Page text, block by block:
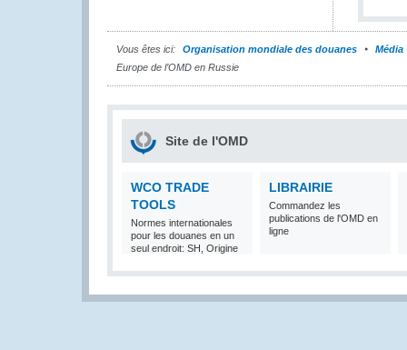
Vous êtes ici: Organisation mondiale des douanes
Média
Europe de l’OMD en Russie
Site de l'OMD
WCO TRADE
TOOLS
Normes internationales
pour les douanes en un
seul endroit: SH, Origine
LIBRAIRIE
Commandez les
publications de l'OMD en
ligne